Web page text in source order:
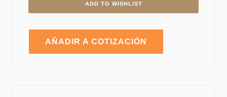
ADD TO WISHLIST
AÑADIR A COTIZACIÓN